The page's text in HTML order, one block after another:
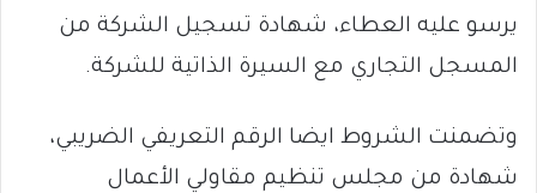
يرسو عليه العطاء، شهادة تسجيل الشركة من
المسجل التجاري مع السيرة الذاتية للشركة.
وتضمنت الشروط ايضا الرقم التعريفي الضريبي،
شهادة من مجلس تنظيم مقاولي الأعمال